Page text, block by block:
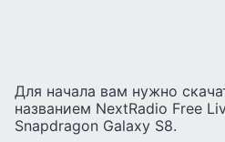
Для начала вам нужно
названием NextRadio Free
Snapdragon Galaxy S8.